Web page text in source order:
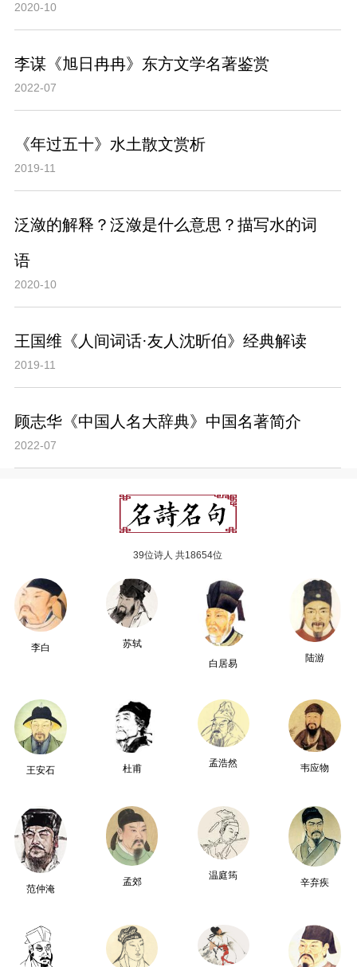
2020-10
李谋《旭日冉冉》东方文学名著鉴赏
2022-07
《年过五十》水土散文赏析
2019-11
泛潋的解释？泛潋是什么意思？描写水的词
语
2020-10
王国维《人间词话·友人沈昕伯》经典解读
2019-11
顾志华《中国人名大辞典》中国名著简介
2022-07
39位诗人 共18654位
李白
苏轼
白居易
陆游
王安石 杜甫
孟浩然 韦应物
范仲淹
孟郊
温庭筠
辛弃疾